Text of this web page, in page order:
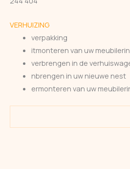
VERHUIZING
verpakking
itmonteren van uw
verbrengen in de
nbrengen in uw nieuwe nest
ermonteren van uw